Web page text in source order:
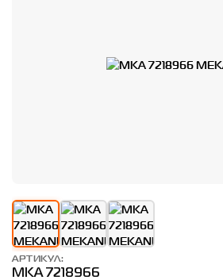
АРТИКУЛ:
MKA 7218966